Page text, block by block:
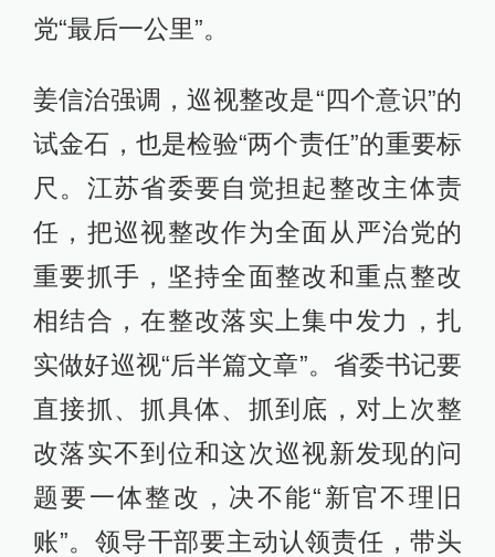
党“最后一公里”。
姜信治强调，巡视整改是“四个意识”的
试金石，也是检验“两个责任”的重要标
尺。江苏省委要自觉担起整改主体责
任，把巡视整改作为全面从严治党的
重要抓手，坚持全面整改和重点整改
相结合，在整改落实上集中发力，扎
实做好巡视“后半篇文章”。省委书记要
直接抓、抓具体、抓到底，对上次整
改落实不到位和这次巡视新发现的问
题要一体整改，决不能“新官不理旧
账”。领导干部要主动认领责任，带头